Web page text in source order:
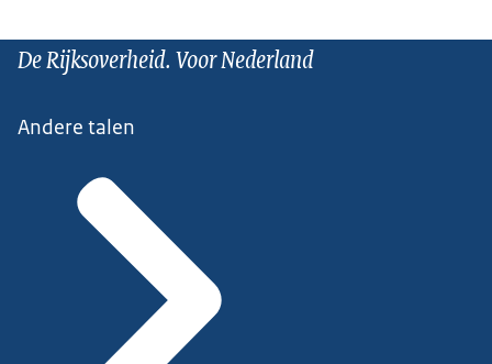
De Rijksoverheid. Voor Nederland
Andere talen